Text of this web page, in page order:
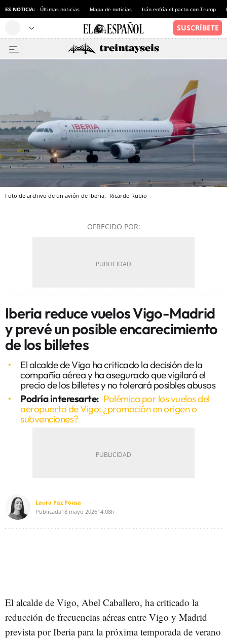
ES NOTICIA: Últimas noticias Mapa de noticias Irán enfría el pacto con Trump
Foto de archivo de un avión de Iberia. Ricardo Rubio
OFRECIDO POR:
Iberia reduce vuelos Vigo-Madrid
y prevé un posible encarecimiento
de los billetes
El alcalde de Vigo ha criticado la decisión de la
compañía aérea y ha asegurado que vigilará el
precio de los billetes y no tolerará posibles abusos
Podría interesarte: Polémica por los vuelos del
aeropuerto de Vigo: ¿promoción en origen o
subvenciones?
Laura Paz Pousa
Publicada18 mayo 202614:08h
El alcalde de Vigo, Abel Caballero, ha criticado la
reducción de frecuencias aéreas entre Vigo y Madrid
prevista por Iberia para la próxima temporada de verano